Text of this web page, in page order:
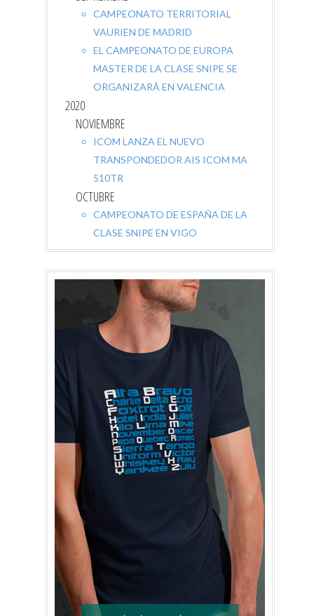
CAMPEONATO TERRITORIAL
VAURIEN DE MADRID
EL CAMPEONATO DE EUROPA
MASTER DE LA CLASE SNIPE SE
ORGANIZARÁ EN VALENCIA
2020
NOVIEMBRE
ICOM LANZA EL NUEVO
TRANSPONDEDOR AIS ICOM MA
510TR
OCTUBRE
CAMPEONATO DE ESPAÑA DE LA
CLASE SNIPE EN VIGO